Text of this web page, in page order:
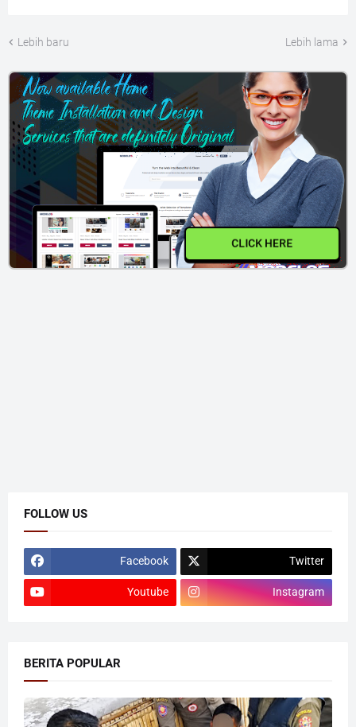
Lebih baru Lebih lama
CLICK HERE
FOLLOW US
Facebook Twitter
Youtube Instagram
BERITA POPULAR